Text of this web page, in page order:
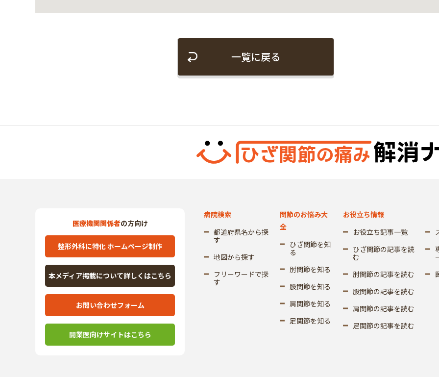
一覧に戻る
医療機関関係者の方向け
整形外科に特化 ホームページ制作
本メディア掲載について詳しくはこちら
お問い合わせフォーム
開業医向けサイトはこちら
病院検索
都道府県名から探
す
地図から探す
フリーワードで探
す
関節のお悩み大
全
ひざ関節を知
る
肘関節を知る
股関節を知る
肩関節を知る
足関節を知る
お役立ち情報
お役立ち記事一覧
ひざ関節の記事を読
む
肘関節の記事を読む
股関節の記事を読む
肩関節の記事を読む
足関節の記事を読む